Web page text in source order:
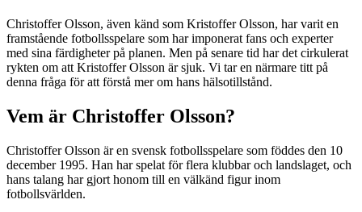
Christoffer Olsson, även känd som Kristoffer Olsson, har varit en
framstående fotbollsspelare som har imponerat fans och experter
med sina färdigheter på planen. Men på senare tid har det cirkulerat
rykten om att Kristoffer Olsson är sjuk. Vi tar en närmare titt på
denna fråga för att förstå mer om hans hälsotillstånd.
Vem är Christoffer Olsson?
Christoffer Olsson är en svensk fotbollsspelare som föddes den 10
december 1995. Han har spelat för flera klubbar och landslaget, och
hans talang har gjort honom till en välkänd figur inom
fotbollsvärlden.